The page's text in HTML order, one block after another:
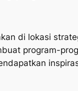
di lokasi
program-